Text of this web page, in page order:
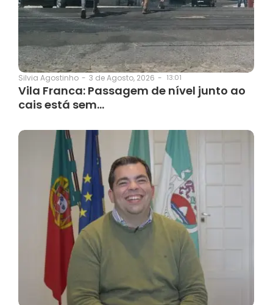
Silvia Agostinho - 3 de Agosto, 2026 - 13:01
Vila Franca: Passagem de nível junto ao
cais está sem…